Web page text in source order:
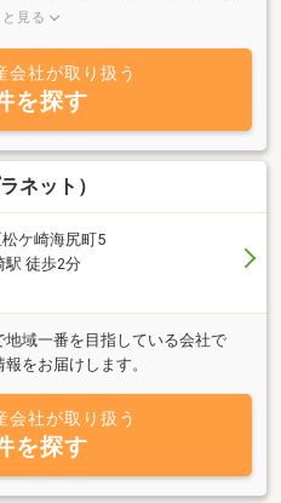
務弁済・賃貸・管理・余剰資産
相談下さい。個々のお客様に適
提案・御紹介させて頂きます。
と見る
会社が取り扱う
を探す
ネット）
ケ崎海尻町5
駅 徒歩2分
域一番を目指している会社で
をお届けします。
会社が取り扱う
を探す